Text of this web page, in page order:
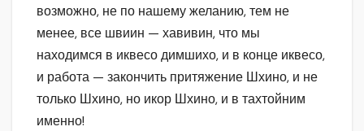
возможно, не по нашему желанию, тем не
менее, все швиин — хавивин, что мы
находимся в иквесо димшихо, и в конце иквесо,
и работа — закончить притяжение Шхино, и не
только Шхино, но икор Шхино, и в тахтойним
именно!